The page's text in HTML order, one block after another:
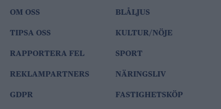
OM OSS
TIPSA OSS
RAPPORTERA FEL
REKLAMPARTNERS
GDPR
BLÅLJUS
KULTUR/NÖJE
SPORT
NÄRINGSLIV
FASTIGHETSKÖP